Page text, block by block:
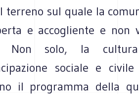
terreno sul quale la
e accogliente e non
Non solo, la
sociale e
il programma della